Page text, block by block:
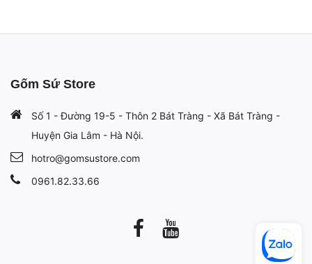
Gốm Sứ Store
Số 1 - Đường 19-5 - Thôn 2 Bát Tràng - Xã Bát Tràng -
Huyện Gia Lâm - Hà Nội.
hotro@gomsustore.com
0961.82.33.66